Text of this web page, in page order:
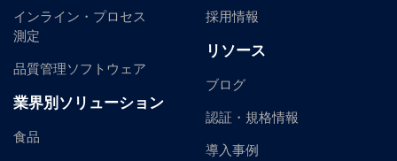
インライン・プロセス
測定
品質管理ソフトウェア
業界別ソリューション
食品
採用情報
リソース
ブログ
認証・規格情報
導入事例